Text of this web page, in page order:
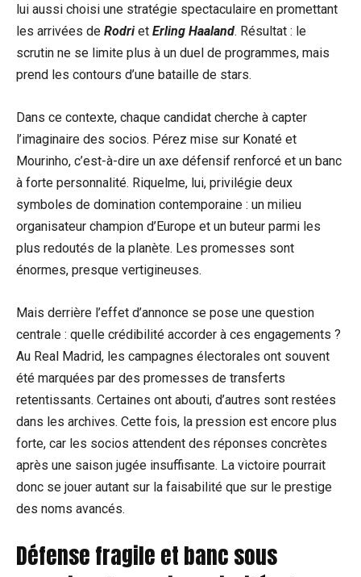
lui aussi choisi une stratégie spectaculaire en promettant
les arrivées de Rodriet Erling Haaland. Résultat : le
scrutin ne se limite plus à un duel de programmes, mais
prend les contours d’une bataille de stars.
Dans ce contexte, chaque candidat cherche à capter
l’imaginaire des socios. Pérez mise sur Konaté et
Mourinho, c’est-à-dire un axe défensif renforcé et un banc
à forte personnalité. Riquelme, lui, privilégie deux
symboles de domination contemporaine : un milieu
organisateur champion d’Europe et un buteur parmi les
plus redoutés de la planète. Les promesses sont
énormes, presque vertigineuses.
Mais derrière l’effet d’annonce se pose une question
centrale : quelle crédibilité accorder à ces engagements ?
Au Real Madrid, les campagnes électorales ont souvent
été marquées par des promesses de transferts
retentissants. Certaines ont abouti, d’autres sont restées
dans les archives. Cette fois, la pression est encore plus
forte, car les socios attendent des réponses concrètes
après une saison jugée insuffisante. La victoire pourrait
donc se jouer autant sur la faisabilité que sur le prestige
des noms avancés.
Défense fragile et banc sous